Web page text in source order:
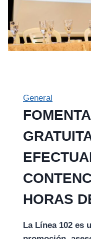
General
HORAS
La Línea 102 es